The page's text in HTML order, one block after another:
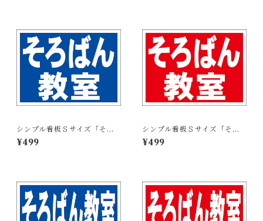
シンプル看板Ｓサイズ「そろ
ばん教室（紺）」屋外可【ス
クール・教室・塾】
¥499
シンプル看板Ｓサイズ「そろ
ばん教室（赤）」屋外可【ス
クール・教室・塾】
¥499